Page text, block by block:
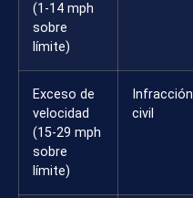
(1-14 mph
sobre
límite)
Exceso de
velocidad
(15-29 mph
sobre
límite)
Infracción
civil